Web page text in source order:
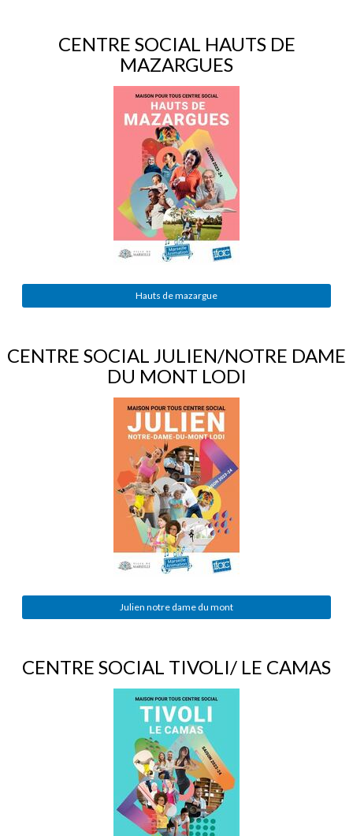
CENTRE SOCIAL HAUTS DE
MAZARGUES
Hauts de mazargue
CENTRE SOCIAL JULIEN/NOTRE DAME
DU MONT LODI
Julien notre dame du mont
CENTRE SOCIAL TIVOLI/ LE CAMAS